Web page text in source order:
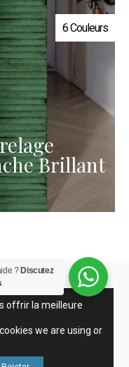
6 Couleurs
Brillant
Décoration
offrir la meilleure
we are using or
? Discutez